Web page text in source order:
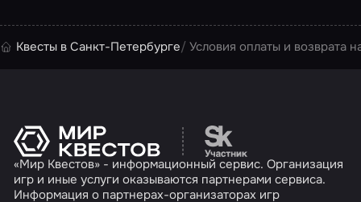
Квесты в Санкт-Петербурге Условия оплаты и возврата
Перейти на сайт
«Мир Квестов» - информационный сервис. Организация
игр и иные услуги оказываются партнерами сервиса.
Информация о партнерах-организаторах игр